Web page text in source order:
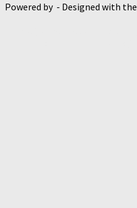
Powered by - Designed with the